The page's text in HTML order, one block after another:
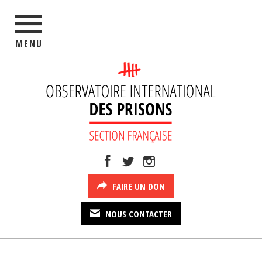
MENU
FAIRE UN DON
NOUS CONTACTER